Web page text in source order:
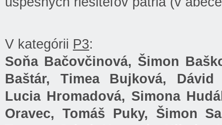
V kategórii P3:
Soňa Bačovčinová, Šimon
Baštár, Timea Bujková, Dávid
Lucia Hromadová, Simona
Oravec, Tomáš Puky, Šimon